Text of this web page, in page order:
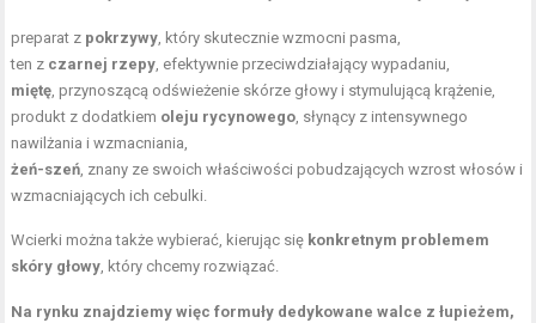
preparat z pokrzywy , który skutecznie wzmocni pasma,
ten z czarnej rzepy , efektywnie przeciwdziałający wypadaniu,
miętę , przynoszącą odświeżenie skórze głowy i stymulującą krążenie,
produkt z dodatkiem oleju rycynowego , słynący z intensywnego
nawilżania i wzmacniania,
żeń-szeń , znany ze swoich właściwości pobudzających wzrost włosów i
wzmacniających ich cebulki.
Wcierki można także wybierać, kierując się konkretnym problemem
skóry głowy , który chcemy rozwiązać.
Na rynku znajdziemy więc formuły dedykowane walce z łupieżem,